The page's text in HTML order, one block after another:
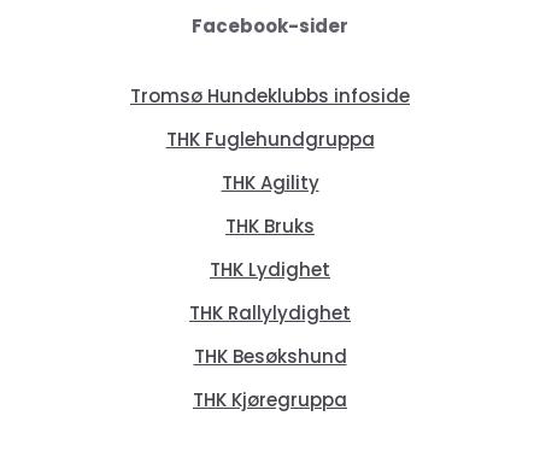
Facebook-sider
Tromsø Hundeklubbs infoside
THK Fuglehundgruppa
THK Agility
THK Bruks
THK Lydighet
THK Rallylydighet
THK Besøkshund
THK Kjøregruppa